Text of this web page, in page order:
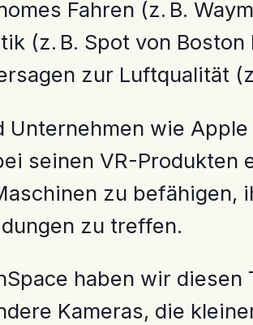
Fahren (z. B.
(z. B. Spot von
zur Luftqualität
Unternehmen wie
seinen VR-Produkten
zu befähigen,
zu treffen.
haben wir
Kameras, die